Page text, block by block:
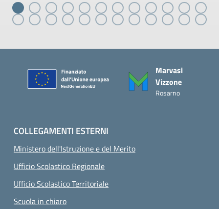
Marvasi
Vizzone
Rosarno
COLLEGAMENTI ESTERNI
Ministero dell'Istruzione e del Merito
Ufficio Scolastico Regionale
Ufficio Scolastico Territoriale
Scuola in chiaro